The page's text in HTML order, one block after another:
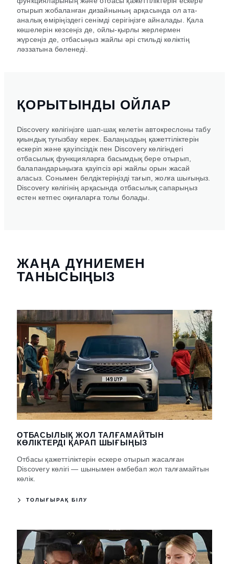
отырып жобаланған дизайнының арқасында ол ата-
аналық өміріңіздегі сенімді серігіңізге айналады. Қала
көшелерін кезсеңіз де, ойлы-қырлы жерлермен
жүрсеңіз де, отбасыңыз жайлы әрі стильді көліктің
ләззатына бөленеді.
ҚОРЫТЫНДЫ ОЙЛАР
Discovery көлігіңізге шап-шақ келетін автокреслоны табу
қиындық туғызбау керек. Балаңыздың қажеттіліктерін
ескеріп және қауіпсіздік пен Discovery көлігіндегі
отбасылық функцияларға басымдық бере отырып,
балапандарыңызға қауіпсіз әрі жайлы орын жасай
аласыз. Сонымен белдіктеріңізді тағып, жолға шығыңыз.
Discovery көлігінің арқасында отбасылық сапарыңыз
естен кетпес оқиғаларға толы болады.
ЖАҢА ДҮНИЕМЕН
ТАНЫСЫҢЫЗ
ОТБАСЫЛЫҚ ЖОЛ ТАЛҒАМАЙТЫН
КӨЛІКТЕРДІ ҚАРАП ШЫҒЫҢЫЗ
Отбасы қажеттіліктерін ескере отырып жасалған
Discovery көлігі — шынымен әмбебап жол талғамайтын
көлік.
ТОЛЫҒЫРАҚ БІЛУ